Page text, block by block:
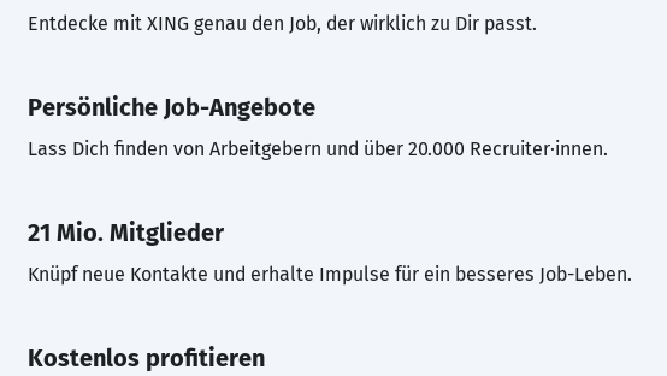
Entdecke mit XING genau den Job, der wirklich zu Dir passt.
Persönliche Job-Angebote
Lass Dich finden von Arbeitgebern und über 20.000 Recruiter·innen.
21 Mio. Mitglieder
Knüpf neue Kontakte und erhalte Impulse für ein besseres Job-Leben.
Kostenlos profitieren